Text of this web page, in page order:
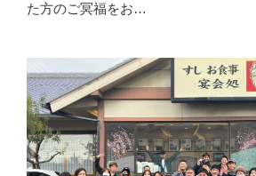
た方のご冥福をお…